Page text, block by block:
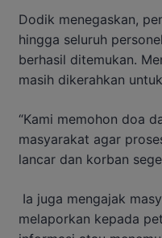
Dodik menegaskan,
hingga seluruh
berhasil ditemukan.
masih dikerahkan
“Kami memohon doa
masyarakat agar
lancar dan korban
Ia juga mengajak
melaporkan kepada